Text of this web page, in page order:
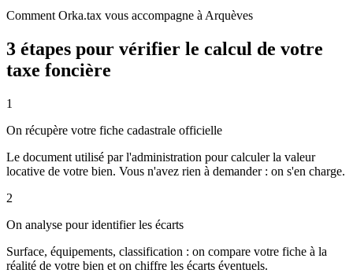
Comment Orka.tax vous accompagne à Arquèves
3 étapes pour vérifier le calcul de votre
taxe foncière
1
On récupère votre fiche cadastrale officielle
Le document utilisé par l'administration pour calculer la valeur
locative de votre bien. Vous n'avez rien à demander : on s'en charge.
2
On analyse pour identifier les écarts
Surface, équipements, classification : on compare votre fiche à la
réalité de votre bien et on chiffre les écarts éventuels.